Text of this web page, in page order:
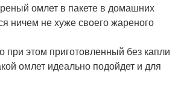
омлет в пакете в домашних
ничем не хуже своего жареного
при этом приготовленный без капли
омлет идеально подойдет и для